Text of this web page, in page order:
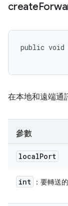
create
public void
在本地和遠端通
參數
localPort
int ：要轉送